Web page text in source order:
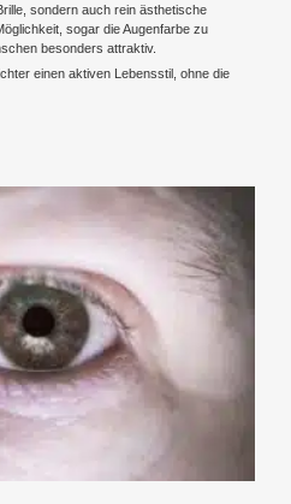
sondern auch rein ästhetische
sogar die Augenfarbe zu
besonders attraktiv.
einen aktiven Lebensstil, ohne die